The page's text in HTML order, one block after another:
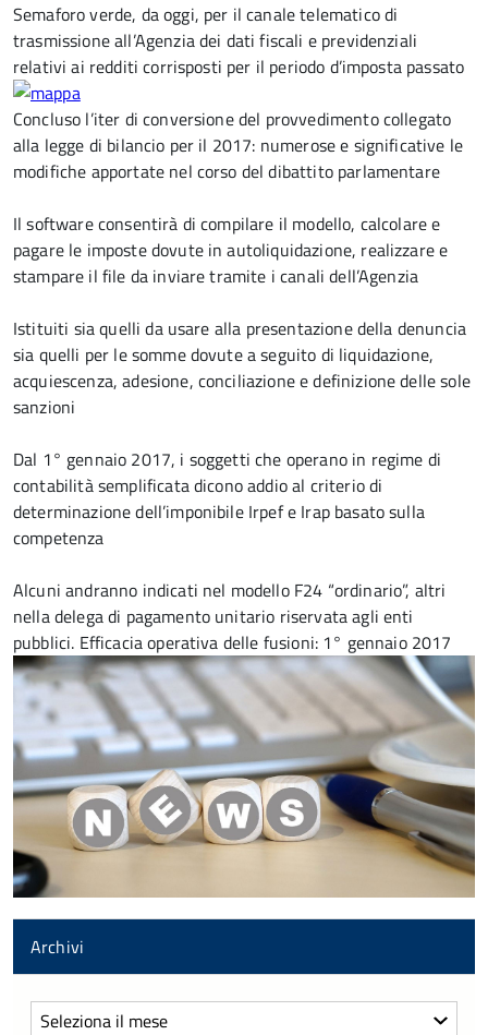
Semaforo verde, da oggi, per il canale telematico di
trasmissione all’Agenzia dei dati fiscali e previdenziali
relativi ai redditi corrisposti per il periodo d’imposta passato
Concluso l’iter di conversione del provvedimento collegato
alla legge di bilancio per il 2017: numerose e significative le
modifiche apportate nel corso del dibattito parlamentare
Il software consentirà di compilare il modello, calcolare e
pagare le imposte dovute in autoliquidazione, realizzare e
stampare il file da inviare tramite i canali dell’Agenzia
Istituiti sia quelli da usare alla presentazione della denuncia
sia quelli per le somme dovute a seguito di liquidazione,
acquiescenza, adesione, conciliazione e definizione delle sole
sanzioni
Dal 1° gennaio 2017, i soggetti che operano in regime di
contabilità semplificata dicono addio al criterio di
determinazione dell’imponibile Irpef e Irap basato sulla
competenza
Alcuni andranno indicati nel modello F24 “ordinario”, altri
nella delega di pagamento unitario riservata agli enti
pubblici. Efficacia operativa delle fusioni: 1° gennaio 2017
Archivi
Archivi